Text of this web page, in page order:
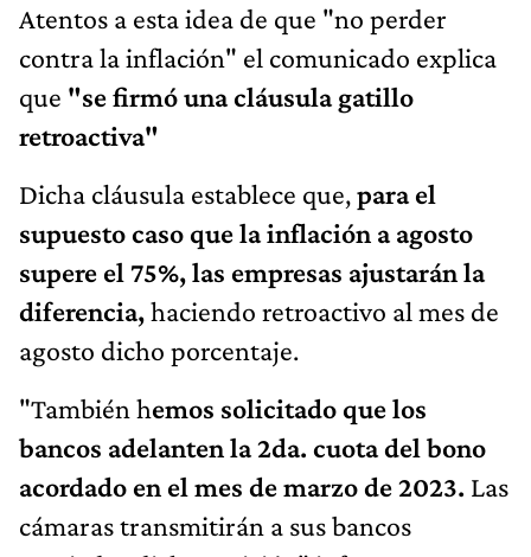
Atentos a esta idea de que "no perder
contra la inflación" el comunicado explica
que "se firmó una cláusula gatillo
retroactiva"
Dicha cláusula establece que,para el
supuesto caso que la inflación a agosto
supere el 75%, las empresas ajustarán la
diferencia,haciendo retroactivo al mes de
agosto dicho porcentaje.
"También hemos solicitado que los
bancos adelanten la 2da. cuota del bono
acordado en el mes de marzo de 2023. Las
cámaras transmitirán a sus bancos